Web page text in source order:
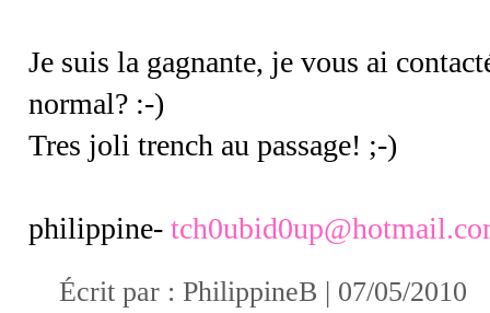
Je suis la gagnante, je vous ai
normal? :-)
Tres joli trench au passage! ;-)
philippine-
Écrit par : PhilippineB | 07/05/2010